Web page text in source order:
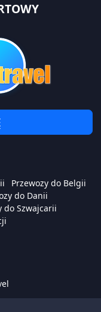
Przewozy do Belgii
do Danii
do Szwajcarii